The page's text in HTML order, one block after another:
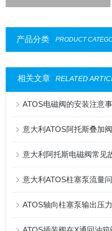
产品分类 PRODUCT
相关文章 RELATED
ATOS电磁阀的安装注意
意大利ATOS阿托斯叠加
意大利阿托斯电磁阀常见
意大利ATOS柱塞泵流量
ATOS轴向柱塞泵输出压